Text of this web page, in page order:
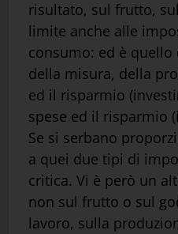
risultato, sul frutto,
limite anche alle
consumo: ed è quello
della misura, della
ed il risparmio
spese ed il risparmio
Se si serbano
a quei due tipi di
critica. Vi è però un
non sul frutto o sul
lavoro, sulla